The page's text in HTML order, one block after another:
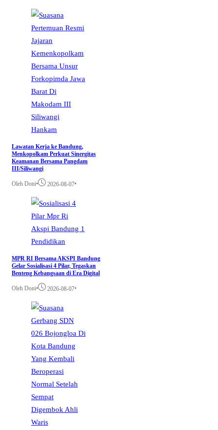
Hankam
Lawatan Kerja ke Bandung,
Menkopolkam Perkuat Sinergitas
Keamanan Bersama Pangdam
III/Siliwangi
Oleh Doni• 2026-08-07•
Pendidikan
MPR RI Bersama AKSPI Bandung
Gelar Sosialisasi 4 Pilar, Tegaskan
Benteng Kebangsaan di Era Digital
Oleh Doni• 2026-08-07•